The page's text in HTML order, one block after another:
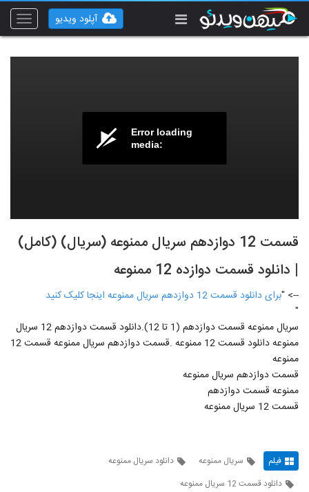
Toggle
آپلود ویدیو
Error loading
media:
قسمت 12 دوازدهم سریال ممنوعه (سریال) (کامل)
| دانلود قسمت دوازده 12 ممنوعه
--> "برای دانلود قسمت 12 دوازدهم سریال ممنوعه اینجا کلیک کنید
"
سریال ممنوعه قسمت دوازدهم (1 تا 12).دانلود قسمت دوازدهم 12 سریال
ممنوعه دانلود قسمت 12 ممنوعه .قسمت دوازدهم سریال ممنوعه قسمت 12
ممنوعه
قسمت دوازدهم سریال ممنوعه
ممنوعه قسمت دوازدهم
قسمت 12 سریال ممنوعه
فیلم سریال ممنوعه
دانلود سریال ممنوعه
دانلود قسمت 12 سریال ممنوعه